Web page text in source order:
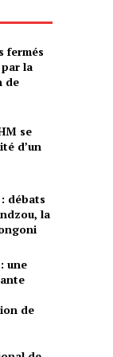
fermés
la
de
se
d’un
débats
la
une
de